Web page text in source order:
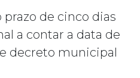
de cinco dias
a contar a data de
decreto municipal